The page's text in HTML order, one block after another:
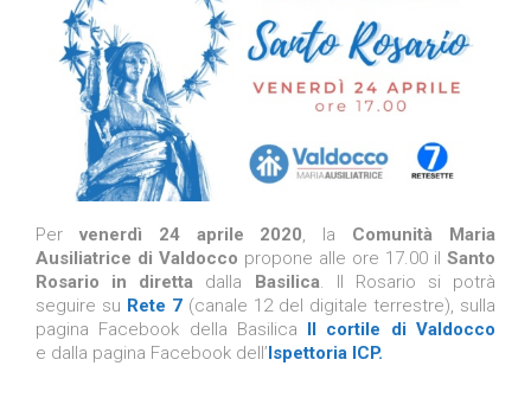
Per venerdì 24 aprile 2020, la Comunità Maria
Ausiliatrice di Valdocco propone alle ore 17.00 il Santo
Rosario in diretta dalla Basilica. Il Rosario si potrà
seguire su Rete 7 (canale 12 del digitale terrestre), sulla
pagina Facebook della Basilica Il cortile di Valdocco
e dalla pagina Facebook dell’Ispettoria ICP.